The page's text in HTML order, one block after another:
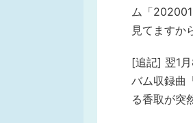
ム「
見てますか
[追記] 翌1
バム収録曲
る香取が突